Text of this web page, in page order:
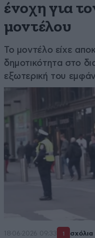
ένοχη για
μοντέλου
Το μοντέλο είχε
δημοτικότητα στο
εξωτερική του
18·06·2026 09:33 1 σχόλια